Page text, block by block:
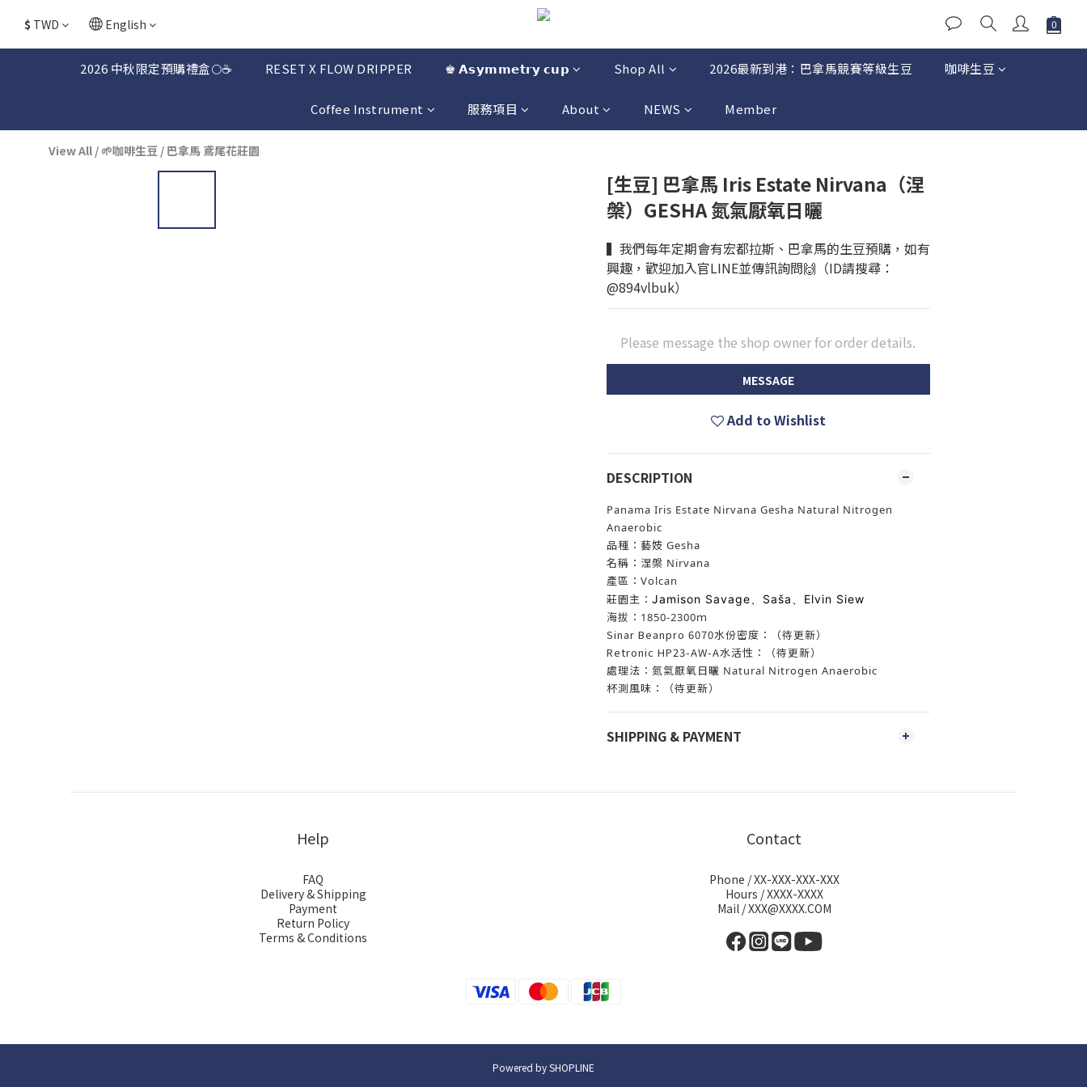
$ TWD English
2026 中秋限定預購禮盒🌕☕ RESET X FLOW DRIPPER ♚ 𝗔𝘀𝘆𝗺𝗺𝗲𝘁𝗿𝘆 𝗰𝘂𝗽 Shop All 2026最新到港：巴拿馬競賽等級生豆 咖啡生豆
Coffee Instrument 服務項目 About NEWS Member
View All / 🌱咖啡生豆 / 巴拿馬 鳶尾花莊園
[生豆] 巴拿馬 Iris Estate Nirvana（涅
槃）GESHA 氮氣厭氧日曬
▍我們每年定期會有宏都拉斯、巴拿馬的生豆預購，如有
興趣，歡迎加入官LINE並傳訊詢問🙌（ID請搜尋：
@894vlbuk）
Please message the shop owner for order details.
MESSAGE
Add to Wishlist
DESCRIPTION
Panama Iris Estate Nirvana Gesha Natural Nitrogen
Anaerobic
品種：藝妓 Gesha
名稱：涅槃 Nirvana
產區：Volcan
莊園主： Jamison Savage、 Saša、 Elvin Siew
海拔：1850-2300ｍ
Sinar Beanpro 6070水份密度：（待更新）
Retronic HP23-AW-A水活性：（待更新）
處理法：氮氣厭氧日曬 Natural Nitrogen Anaerobic
杯測風味：（待更新）
SHIPPING & PAYMENT
Help
FAQ
Delivery & Shipping
Payment
Return Policy
Terms & Conditions
Contact
Phone / XX-XXX-XXX-XXX
Hours / XXXX-XXXX
Mail / XXX@XXXX.COM
Powered by SHOPLINE